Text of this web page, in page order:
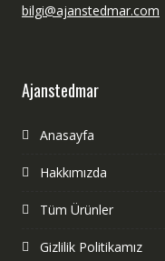
bilgi@ajanstedmar.com
Ajanstedmar
Anasayfa
Hakkımızda
Tüm Ürünler
Gizlilik Politikamız